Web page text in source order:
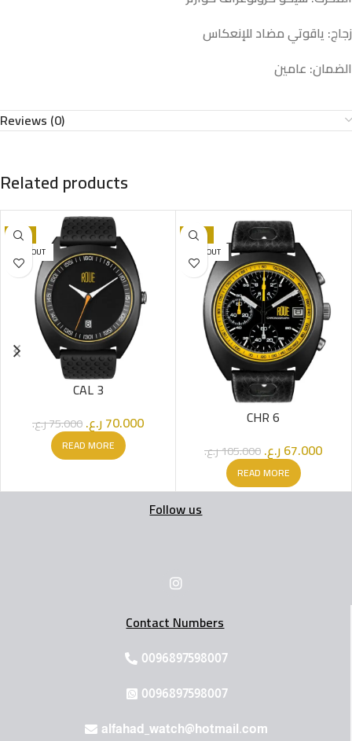
زجاج: ياقوتي مضاد للإنعكاس
الضمان: عامين
Reviews (0)
Related products
-7%
SOLD OUT
CAL 3
75.000ر.ع. 70.000ر.ع.
READ MORE
-36%
SOLD OUT
CHR 6
105.000ر.ع. 67.000ر.ع.
READ MORE
Follow us
Contact Numbers
0096897598007
0096897598007
alfahad_watch@hotmail.com